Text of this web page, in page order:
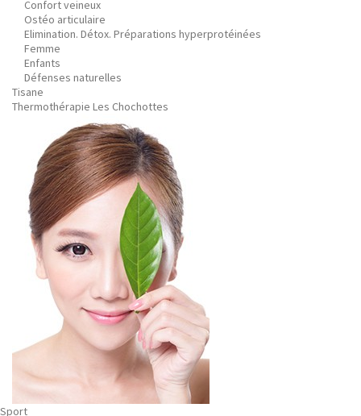
Confort veineux
Ostéo articulaire
Elimination. Détox. Préparations hyperprotéinées
Femme
Enfants
Défenses naturelles
Tisane
Thermothérapie Les Chochottes
Sport